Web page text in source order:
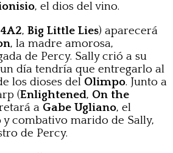
, el dios del vino.
, Big Little Lies) aparecerá
, la madre amorosa,
de Percy. Sally crió a su
día tendría que entregarlo al
los dioses del Olimpo. Junto a
(Enlightened, On the
a Gabe Ugliano, el
y combativo marido de Sally,
de Percy.